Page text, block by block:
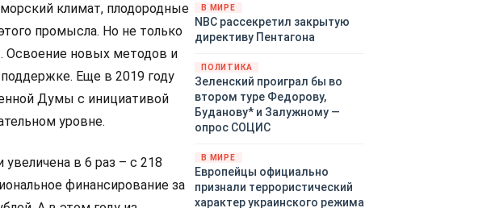
климат, плодородные
промысла. Но не только
Освоение новых методов и
Еще в 2019 году
Думы с инициативой
уровне.
в 6 раз – с 218
финансирование за
Британии и Германии, выборы
во Франции могут полностью
изменить геополитический
ландшафт в мире, пока
Зеленский ожидает выборов
в США.
В МИРЕ
NBC рассекретил закрытую
директиву Пентагона
ПОЛИТИКА
Зеленский проиграл бы во
втором туре Федорову,
Буданову* и Залужному —
опрос СОЦИС
В МИРЕ
Европейцы официально
признали террористический
характер украинского режима